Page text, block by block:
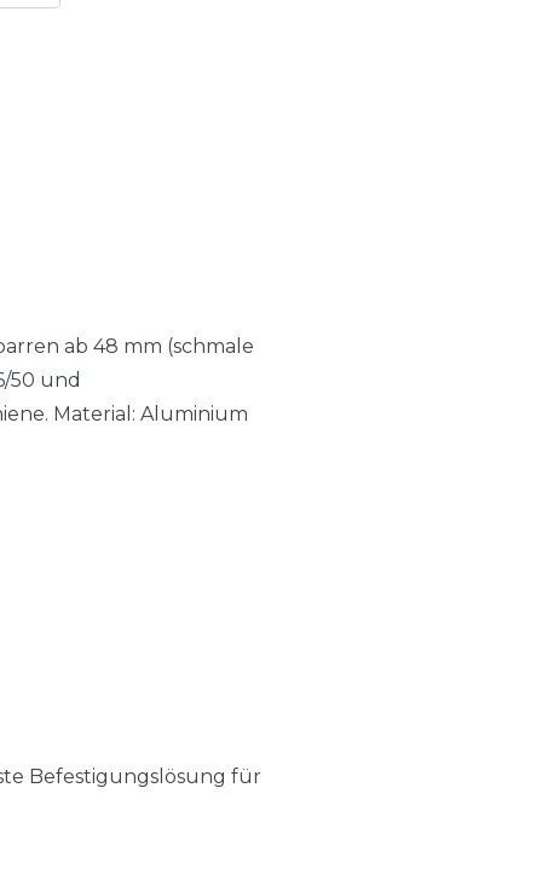
ab 48 mm (schmale
50 und
Material: Aluminium
Befestigungslösung für